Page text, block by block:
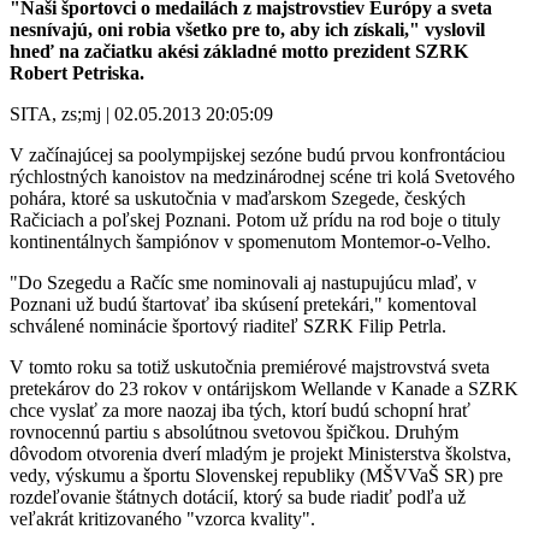
"Naši športovci o medailách z majstrovstiev Európy a sveta
nesnívajú, oni robia všetko pre to, aby ich získali," vyslovil
hneď na začiatku akési základné motto prezident SZRK
Robert Petriska.
SITA, zs;mj | 02.05.2013 20:05:09
V začínajúcej sa poolympijskej sezóne budú prvou konfrontáciou
rýchlostných kanoistov na medzinárodnej scéne tri kolá Svetového
pohára, ktoré sa uskutočnia v maďarskom Szegede, českých
Račiciach a poľskej Poznani. Potom už prídu na rod boje o tituly
kontinentálnych šampiónov v spomenutom Montemor-o-Velho.
"Do Szegedu a Račíc sme nominovali aj nastupujúcu mlaď, v
Poznani už budú štartovať iba skúsení pretekári," komentoval
schválené nominácie športový riaditeľ SZRK Filip Petrla.
V tomto roku sa totiž uskutočnia premiérové majstrovstvá sveta
pretekárov do 23 rokov v ontárijskom Wellande v Kanade a SZRK
chce vyslať za more naozaj iba tých, ktorí budú schopní hrať
rovnocennú partiu s absolútnou svetovou špičkou. Druhým
dôvodom otvorenia dverí mladým je projekt Ministerstva školstva,
vedy, výskumu a športu Slovenskej republiky (MŠVVaŠ SR) pre
rozdeľovanie štátnych dotácií, ktorý sa bude riadiť podľa už
veľakrát kritizovaného "vzorca kvality".